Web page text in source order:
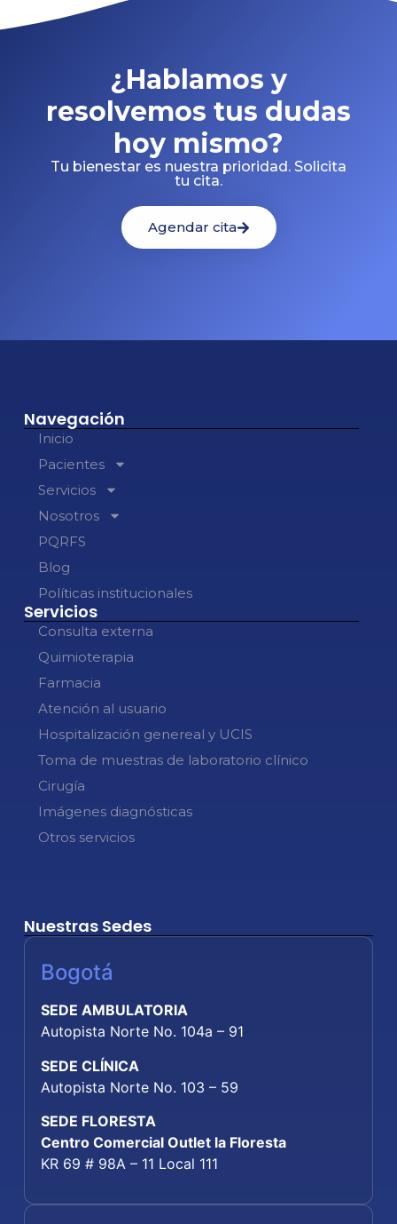
¿Hablamos y
resolvemos tus dudas
hoy mismo?
Tu bienestar es nuestra prioridad. Solicita
tu cita.
Agendar cita
Navegación
Inicio
Pacientes
Servicios
Nosotros
PQRFS
Blog
Políticas institucionales
Servicios
Consulta externa
Quimioterapia
Farmacia
Atención al usuario
Hospitalización genereal y UCIS
Toma de muestras de laboratorio clínico
Cirugía
Imágenes diagnósticas
Otros servicios
Nuestras Sedes
Bogotá
SEDE AMBULATORIA
Autopista Norte No. 104a – 91
SEDE CLÍNICA
Autopista Norte No. 103 – 59
SEDE FLORESTA
Centro Comercial Outlet la Floresta
KR 69 # 98A – 11 Local 111